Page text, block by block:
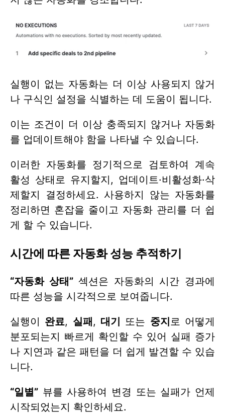
실행이 없는 자동화는 더 이상 사용되지 않거
나 구식인 설정을 식별하는 데 도움이 됩니다.
이는 조건이 더 이상 충족되지 않거나 자동화
를 업데이트해야 함을 나타낼 수 있습니다.
이러한 자동화를 정기적으로 검토하여 계속
활성 상태로 유지할지, 업데이트·비활성화·삭
제할지 결정하세요. 사용하지 않는 자동화를
정리하면 혼잡을 줄이고 자동화 관리를 더 쉽
게 할 수 있습니다.
시간에 따른 자동화 성능 추적하기
“자동화 상태”섹션은 자동화의 시간 경과에
따른 성능을 시각적으로 보여줍니다.
실행이 완료, 실패, 대기 또는 중지로 어떻게
분포되는지 빠르게 확인할 수 있어 실패 증가
나 지연과 같은 패턴을 더 쉽게 발견할 수 있습
니다.
“일별” 뷰를 사용하여 변경 또는 실패가 언제
시작되었는지 확인하세요.